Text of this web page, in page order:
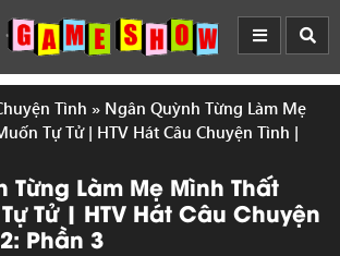
Tình » Ngân Quỳnh Từng Làm Mẹ
Tự Tử | HTV Hát Câu Chuyện Tình |
Từng Làm Mẹ Mình Thất
Tử | HTV Hát Câu Chuyện
Phần 3